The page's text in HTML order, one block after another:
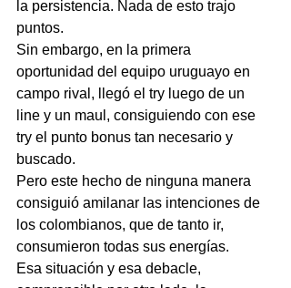
la persistencia. Nada de esto trajo
puntos.
Sin embargo, en la primera
oportunidad del equipo uruguayo en
campo rival, llegó el try luego de un
line y un maul, consiguiendo con ese
try el punto bonus tan necesario y
buscado.
Pero este hecho de ninguna manera
consiguió amilanar las intenciones de
los colombianos, que de tanto ir,
consumieron todas sus energías.
Esa situación y esa debacle,